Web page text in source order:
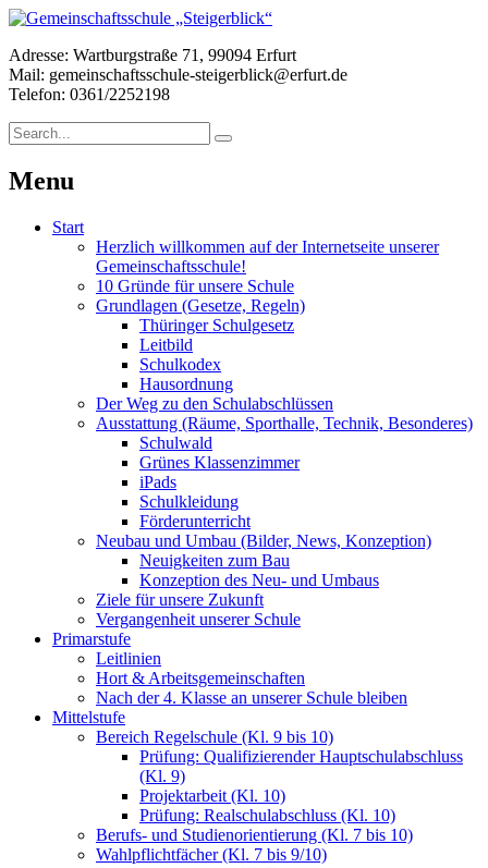
Adresse: Wartburgstraße 71, 99094 Erfurt
Mail: gemeinschaftsschule-steigerblick@erfurt.de
Telefon: 0361/2252198
Menu
Start
Herzlich willkommen auf der Internetseite unserer
Gemeinschaftsschule!
10 Gründe für unsere Schule
Grundlagen (Gesetze, Regeln)
Thüringer Schulgesetz
Leitbild
Schulkodex
Hausordnung
Der Weg zu den Schulabschlüssen
Ausstattung (Räume, Sporthalle, Technik, Besonderes)
Schulwald
Grünes Klassenzimmer
iPads
Schulkleidung
Förderunterricht
Neubau und Umbau (Bilder, News, Konzeption)
Neuigkeiten zum Bau
Konzeption des Neu- und Umbaus
Ziele für unsere Zukunft
Vergangenheit unserer Schule
Primarstufe
Leitlinien
Hort & Arbeitsgemeinschaften
Nach der 4. Klasse an unserer Schule bleiben
Mittelstufe
Bereich Regelschule (Kl. 9 bis 10)
Prüfung: Qualifizierender Hauptschulabschluss
(Kl. 9)
Projektarbeit (Kl. 10)
Prüfung: Realschulabschluss (Kl. 10)
Berufs- und Studienorientierung (Kl. 7 bis 10)
Wahlpflichtfächer (Kl. 7 bis 9/10)